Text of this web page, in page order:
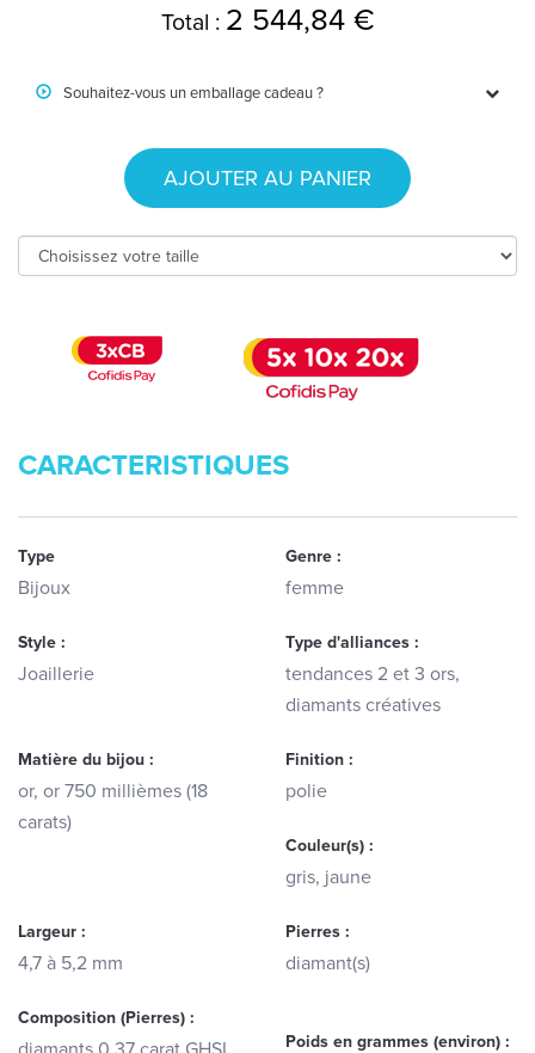
Total : 2 544,84 €
Souhaitez-vous un emballage cadeau ?
AJOUTER AU PANIER
CARACTERISTIQUES
Type
Bijoux
Genre :
femme
Style :
Joaillerie
Type d'alliances :
tendances 2 et 3 ors,
diamants créatives
Matière du bijou :
or, or 750 millièmes (18
carats)
Finition :
polie
Couleur(s) :
gris, jaune
Largeur :
4,7 à 5,2 mm
Pierres :
diamant(s)
Composition (Pierres) :
Poids en grammes (environ) :